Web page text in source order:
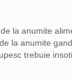
la anumite
la anumite
trebuie